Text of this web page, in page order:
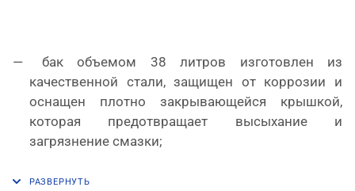
качественной стали, защищен от коррозии и
оснащен плотно закрывающейся крышкой,
которая предотвращает высыхание и
загрязнение смазки;
редуктор размещены в верхней части